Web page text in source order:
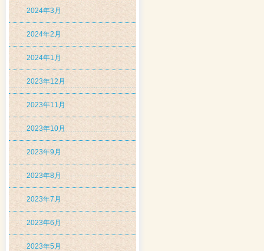
2024年3月
2024年2月
2024年1月
2023年12月
2023年11月
2023年10月
2023年9月
2023年8月
2023年7月
2023年6月
2023年5月